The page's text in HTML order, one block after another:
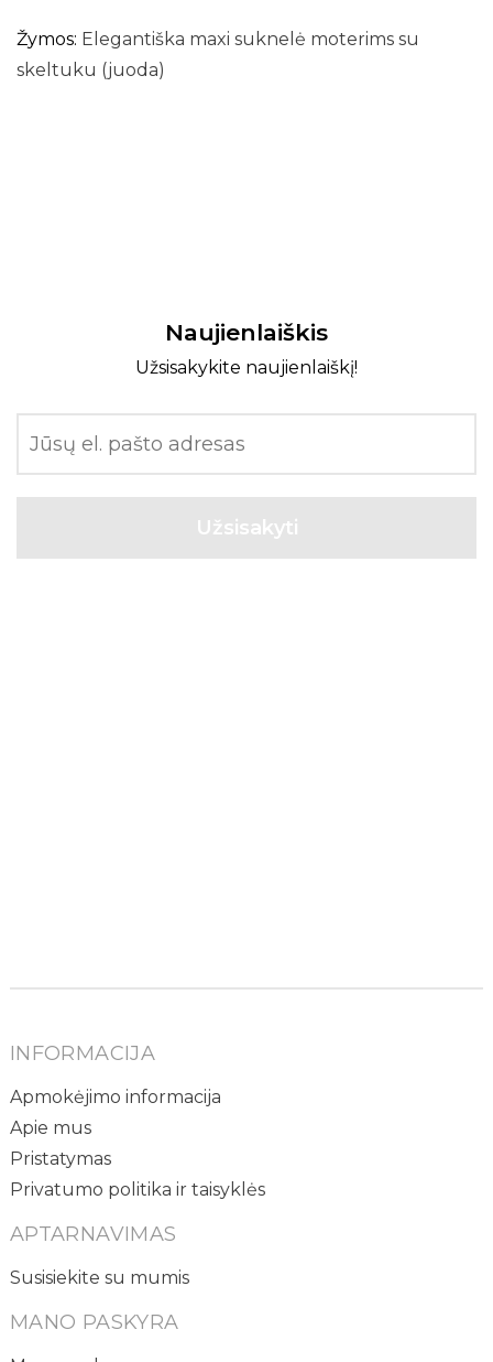
Žymos: Elegantiška maxi suknelė moterims su
skeltuku (juoda)
Naujienlaiškis
Užsisakykite naujienlaiškį!
INFORMACIJA
Apmokėjimo informacija
Apie mus
Pristatymas
Privatumo politika ir taisyklės
APTARNAVIMAS
Susisiekite su mumis
MANO PASKYRA